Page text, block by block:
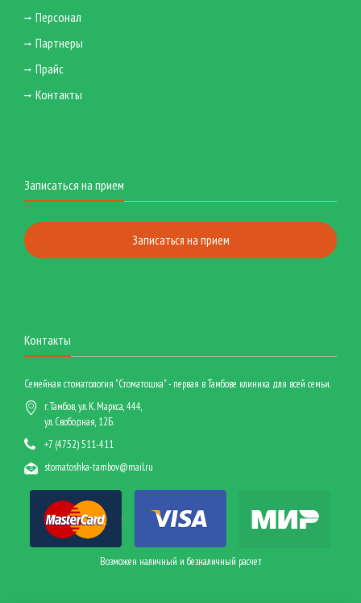
Персонал
Партнеры
Прайс
Контакты
Записаться на прием
Записаться на прием
Контакты
Семейная стоматология "Стоматошка" - первая в Тамбове клиника для всей семьи.
г. Тамбов, ул. К. Маркса, 444,
ул. Свободная, 12Б.
+7 (4752) 511-411
stomatoshka-tambov@mail.ru
Возможен наличный и безналичный расчет